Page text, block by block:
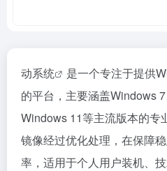
动系统
是一个专注于提供
的平台，主要涵盖Windows
Windows 11等主流版本的专
镜像经过优化处理，在保障
率，适用于个人用户装机、